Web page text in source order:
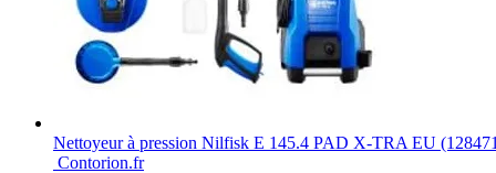
Nettoyeur à pression Nilfisk E 145.4 PAD X-TRA EU
Contorion.fr